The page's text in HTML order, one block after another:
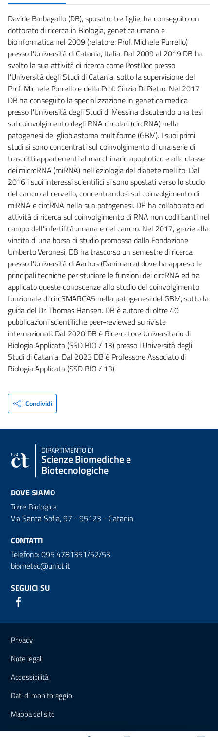
Davide Barbagallo (DB), sposato, tre figlie, ha conseguito un
dottorato di ricerca in Biologia, genetica umana e
bioinformatica nel 2009 (relatore: Prof. Michele Purrello)
presso l'Università di Catania, Italia. Dal 2009 al 2019 DB ha
svolto la sua attività di ricerca come PostDoc presso
l'Università degli Studi di Catania, sotto la supervisione del
Prof. Michele Purrello e della Prof. Cinzia Di Pietro. Nel 2017
DB ha conseguito la specializzazione in genetica medica
presso l'Università degli Studi di Messina discutendo una tesi
sul coinvolgimento degli RNA circolari (circRNA) nella
patogenesi del glioblastoma multiforme (GBM). I suoi primi
studi si sono concentrati sul coinvolgimento di una serie di
trascritti appartenenti al macchinario apoptotico e alla classe
dei microRNA (miRNA) nell'eziologia del diabete mellito. Dal
2016 i suoi interessi scientifici si sono spostati verso lo studio
del cancro al cervello, concentrandosi sul coinvolgimento di
miRNA e circRNA nella sua patogenesi. DB ha collaborato ad
attività di ricerca sul coinvolgimento di RNA non codificanti nel
campo dell'infertilità umana e del cancro. Nel 2017, grazie alla
vincita di una borsa di studio promossa dalla Fondazione
Umberto Veronesi, DB ha trascorso un semestre di ricerca
presso l'Università di Aarhus (Danimarca) dove ha appreso le
principali tecniche per studiare le funzioni dei circRNA ed ha
applicato queste conoscenze allo studio del coinvolgimento
funzionale di circSMARCA5 nella patogenesi del GBM, sotto la
guida del Dr. Thomas Hansen. DB è autore di oltre 40
pubblicazioni scientifiche peer-reviewed su riviste
internazionali. Dal 2020 DB è Ricercatore Universitario di
Biologia Applicata (SSD BIO / 13) presso l'Università degli
Studi di Catania. Dal 2023 DB è Professore Associato di
Biologia Applicata (SSD BIO / 13).
Condividi
DIPARTIMENTO DI
Scienze Biomediche e
Biotecnologiche
DOVE SIAMO
Torre Biologica
Via Santa Sofia, 97 - 95123 - Catania
CONTATTI
Telefono: 095 4781351/52/53
biometec@unict.it
SEGUICI SU
Link e informazioni utili
Privacy
Note legali
Accessibilità
Dati di monitoraggio
Mappa del sito